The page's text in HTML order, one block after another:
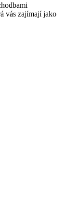
vás zajímají jako